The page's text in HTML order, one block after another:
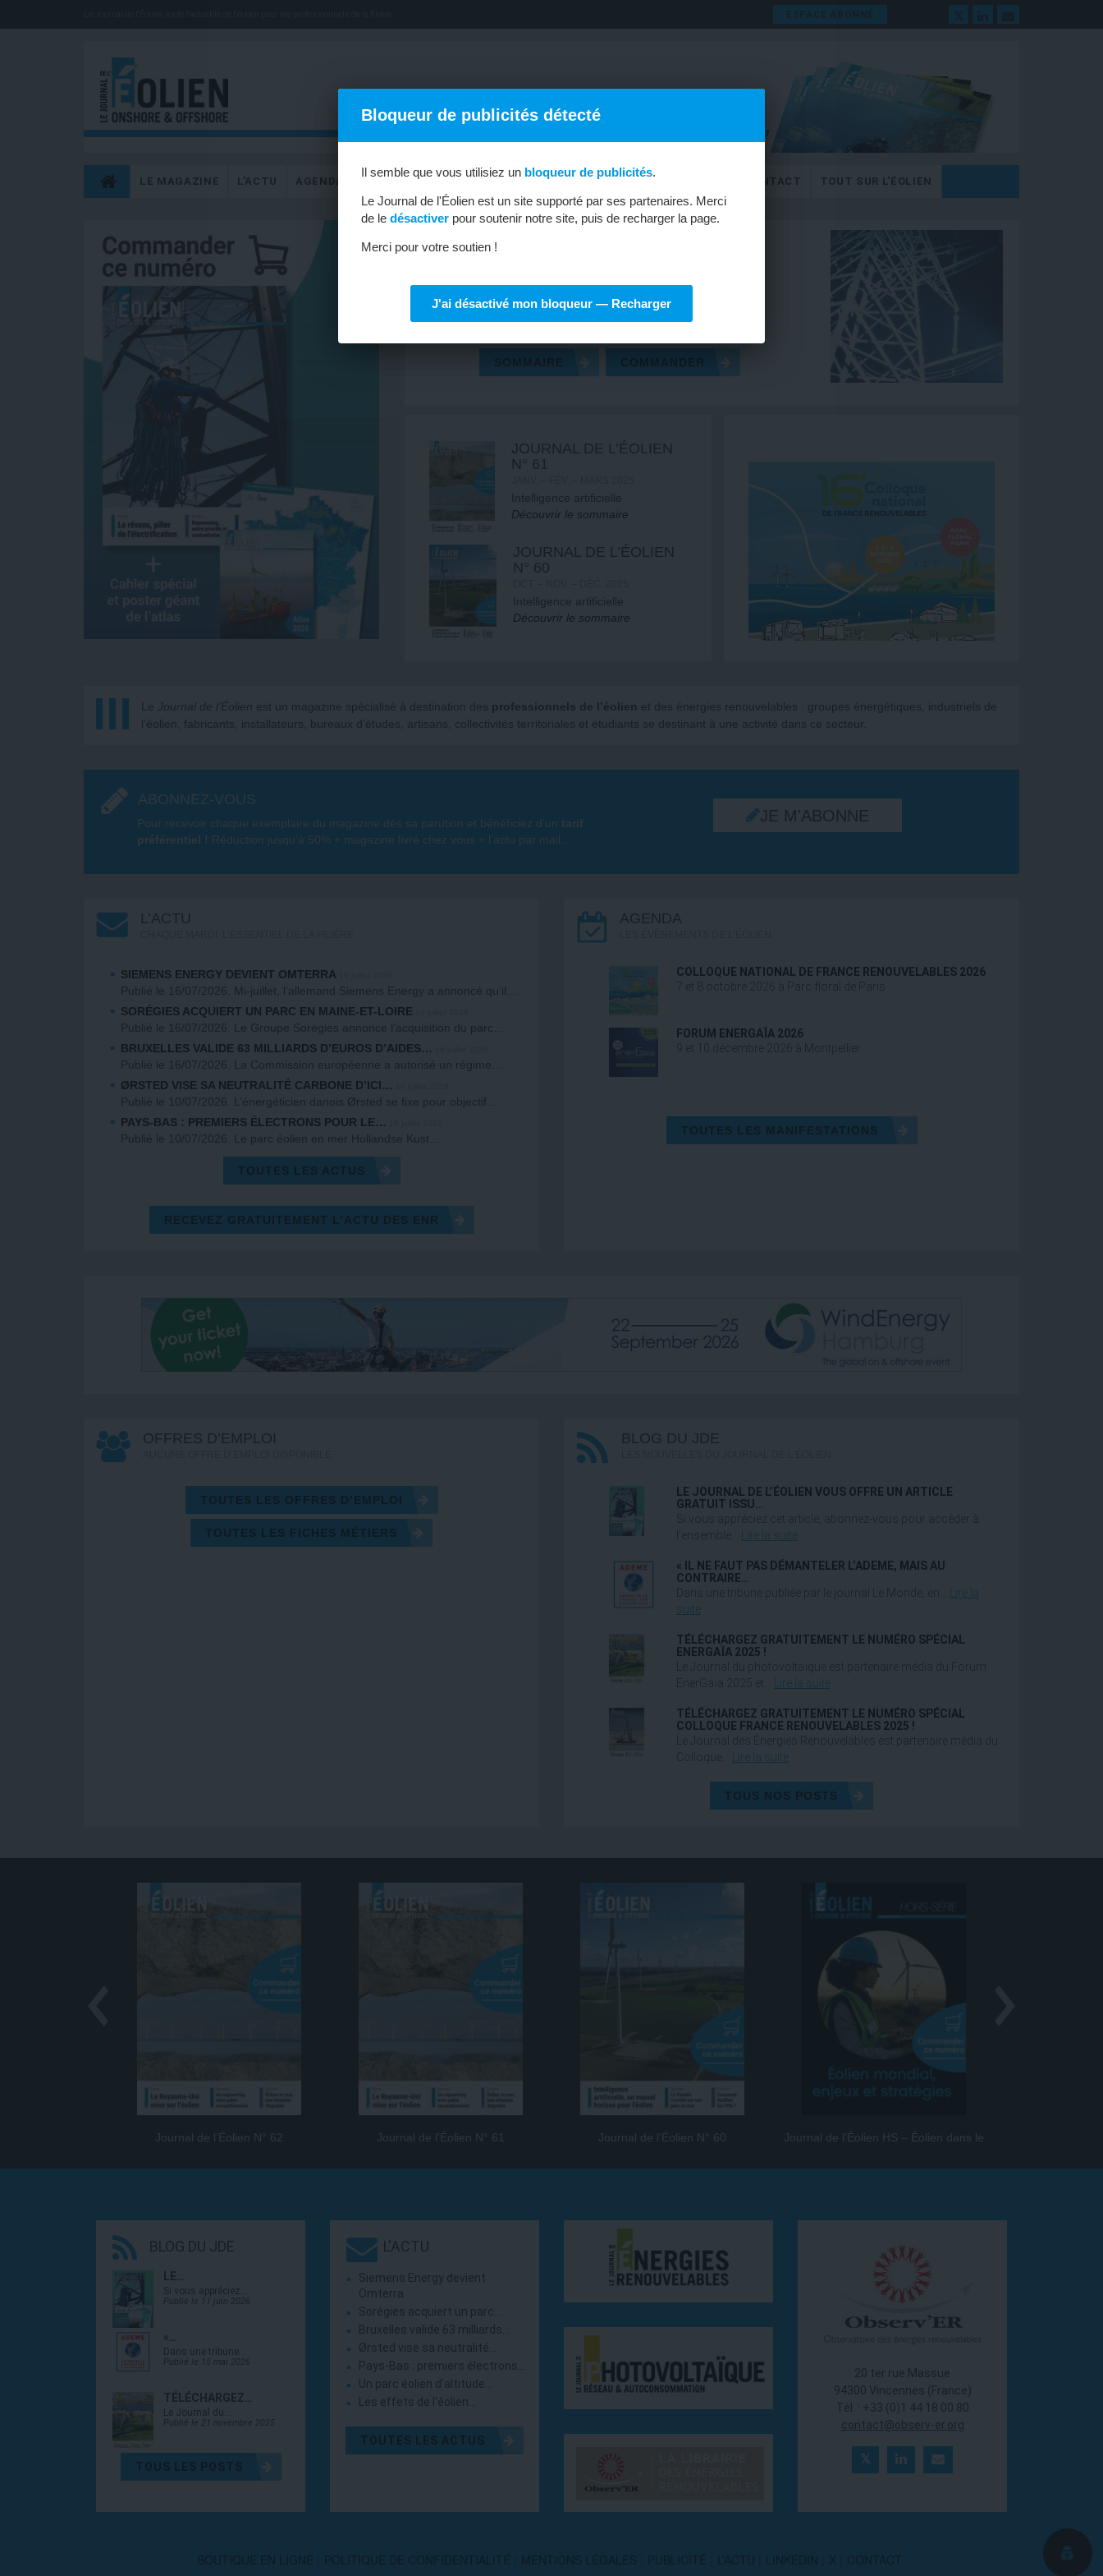
ESPACE ABONNÉ
LE MAGAZINE L’ACTU AGENDA OFFRES D’EMPLOI MÉTIERS & FORMATIONS CONTACT TOUT SUR L’ÉOLIEN
JOURNAL DE L’ÉOLIEN N° 62
Réseaux électriques : l’heure des grandes manoeuvres
Black-out espagnol : un an après, quelles conclusions ?
SOMMAIRE COMMANDER
JOURNAL DE L’ÉOLIEN
N° 61
Intelligence artificielle
Découvrir le sommaire
JOURNAL DE L’ÉOLIEN
N° 60
Intelligence artificielle
Découvrir le sommaire
Le Journal de l’Éolien est un magazine spécialisé à destination des professionnels de l’éolien et des énergies renouvelables : groupes énergétiques, industriels de
l’éolien, fabricants, installateurs, bureaux d’études, artisans, collectivités territoriales et étudiants se destinant à une activité dans ce secteur.
ABONNEZ-VOUS
Pour recevoir chaque exemplaire du magazine dès sa parution et bénéficiez d’un tarif
préférentiel ! Réduction jusqu’à 50% + magazine livré chez vous + l’actu par mail…
JE M'ABONNE
L’ACTU
SIEMENS ENERGY DEVIENT OMTERRA
Publié le 16/07/2026. Mi-juillet, l’allemand Siemens Energy a annoncé qu’il…
SORÉGIES ACQUIERT UN PARC EN MAINE-ET-LOIRE
Publié le 16/07/2026. Le Groupe Sorégies annonce l’acquisition du parc…
BRUXELLES VALIDE 63 MILLIARDS D’EUROS D’AIDES…
Publié le 16/07/2026. La Commission européenne a autorisé un régime…
ØRSTED VISE SA NEUTRALITÉ CARBONE D’ICI…
Publié le 10/07/2026. L’énergéticien danois Ørsted se fixe pour objectif…
PAYS-BAS : PREMIERS ÉLECTRONS POUR LE…
Publié le 10/07/2026. Le parc éolien en mer Hollandse Kust…
TOUTES LES ACTUS
RECEVEZ GRATUITEMENT L’ACTU DES ENR
AGENDA
COLLOQUE NATIONAL DE FRANCE RENOUVELABLES 2026
7 et 8 octobre 2026 à Parc floral de Paris
FORUM ENERGAÏA 2026
9 et 10 décembre 2026 à Montpellier
TOUTES LES MANIFESTATIONS
OFFRES D’EMPLOI
TOUTES LES OFFRES D’EMPLOI
TOUTES LES FICHES MÉTIERS
BLOG DU JDE
LE JOURNAL DE L’ÉOLIEN VOUS OFFRE UN ARTICLE
GRATUIT ISSU…
Si vous appréciez cet article, abonnez-vous pour accéder à
Lire la suite
« IL NE FAUT PAS DÉMANTELER L’ADEME, MAIS AU
CONTRAIRE…
Dans une tribune publiée par le journal Le Monde, en…
Lire la
suite
TÉLÉCHARGEZ GRATUITEMENT LE NUMÉRO SPÉCIAL
ENERGAÏA 2025 !
Le Journal du photovoltaïque est partenaire média du Forum
EnerGaïa 2025 et…
Lire la suite
TÉLÉCHARGEZ GRATUITEMENT LE NUMÉRO SPÉCIAL
COLLOQUE FRANCE RENOUVELABLES 2025 !
Le Journal des Énergies Renouvelables est partenaire média du
Lire la suite
TOUS NOS POSTS
Journal de l’Éolien N° 62 Journal de l’Éolien N° 61 Journal de l’Éolien N° 60
Journal de l’Éolien HS – Éolien dans le
BLOG DU JDE
LE…
Si vous appréciez…
Publié le 11 juin 2026
«…
Dans une tribune…
Publié le 15 mai 2026
TÉLÉCHARGEZ…
Le Journal du…
Publié le 21 novembre 2025
TOUS LES POSTS
L'ACTU
Siemens Energy devient
Omterra
Sorégies acquiert un parc…
Bruxelles valide 63 milliards…
Ørsted vise sa neutralité…
Pays-Bas : premiers électrons…
Un parc éolien d’altitude…
Les effets de l’éolien…
TOUTES LES ACTUS
20 ter rue Massue
94300 Vincennes (France)
Tél. : +33 (0)1 44 18 00 80
contact@observ-er.org
BOUTIQUE EN LIGNE POLITIQUE DE CONFIDENTIALITÉ MENTIONS LÉGALES PUBLICITÉ L’ACTU LINKEDIN X CONTACT
Bloqueur de publicités détecté
Il semble que vous utilisiez un bloqueur de publicités.
Le Journal de l'Éolien est un site supporté par ses partenaires. Merci
de le désactiver pour soutenir notre site, puis de recharger la page.
Merci pour votre soutien !
J'ai désactivé mon bloqueur — Recharger